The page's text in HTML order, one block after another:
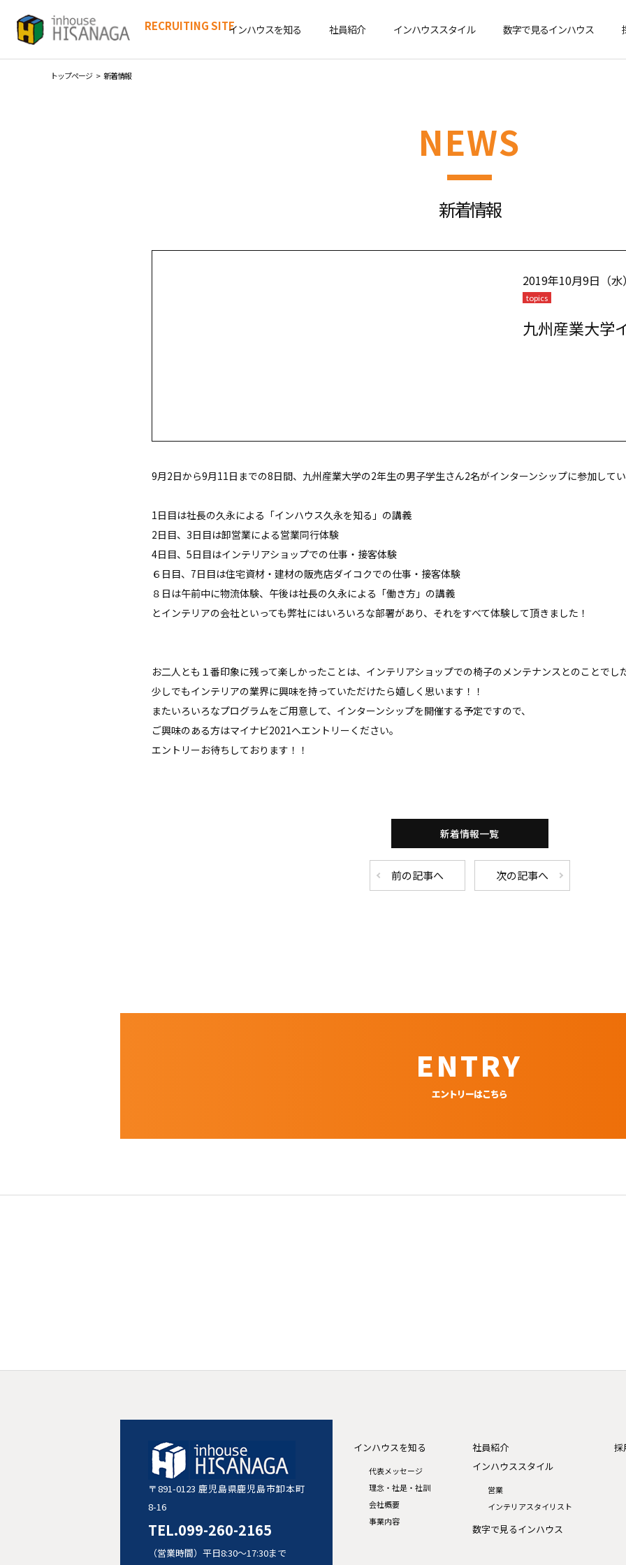
RECRUITING SITEインハウスを知る 社員紹介 インハウススタイル 数字で見るインハウス
トップページ 新着情報
NEWS
新着情報
2019年10月9日（水
topics
九州産業大学
9月2日から9月11日までの8日間、九州産業大学の2年生の男子学生さん2名がインターンシップに参加して
1日目は社長の久永による「インハウス久永を知る」の講義
2日目、3日目は卸営業による営業同行体験
4日目、5日目はインテリアショップでの仕事・接客体験
６日目、7日目は住宅資材・建材の販売店ダイコクでの仕事・接客体験
８日は午前中に物流体験、午後は社長の久永による「働き方」の講義
とインテリアの会社といっても弊社にはいろいろな部署があり、それをすべて体験して頂きました！
お二人とも１番印象に残って楽しかったことは、インテリアショップでの椅子のメンテナンスとのことでし
少しでもインテリアの業界に興味を持っていただけたら嬉しく思います！！
またいろいろなプログラムをご用意して、インターンシップを開催する予定ですので、
ご興味のある方はマイナビ2021へエントリーください。
エントリーお待ちしております！！
新着情報一覧
前の記事へ 次の記事へ
ENTRY
エントリーはこちら
〒891-0123 鹿児島県鹿児島市卸本町
8-16
TEL.099-260-2165
（営業時間）平日8:30〜17:30まで
インハウスを知る
代表メッセージ
理念・社是・社訓
会社概要
事業内容
社員紹介
インハウススタイル
営業
インテリアスタイリスト
数字で見るインハウス
採